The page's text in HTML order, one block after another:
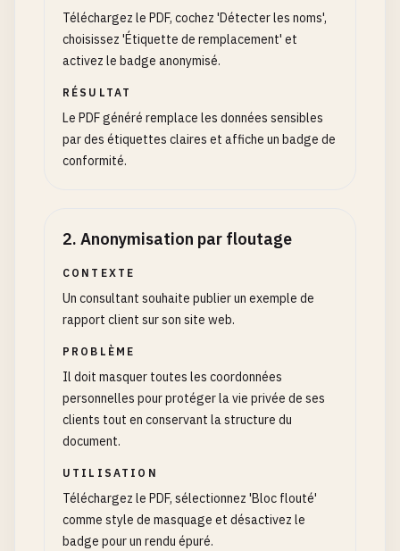
Téléchargez le PDF, cochez 'Détecter les noms',
choisissez 'Étiquette de remplacement' et
activez le badge anonymisé.
RÉSULTAT
Le PDF généré remplace les données sensibles
par des étiquettes claires et affiche un badge de
conformité.
2. Anonymisation par floutage
CONTEXTE
Un consultant souhaite publier un exemple de
rapport client sur son site web.
PROBLÈME
Il doit masquer toutes les coordonnées
personnelles pour protéger la vie privée de ses
clients tout en conservant la structure du
document.
UTILISATION
Téléchargez le PDF, sélectionnez 'Bloc flouté'
comme style de masquage et désactivez le
badge pour un rendu épuré.